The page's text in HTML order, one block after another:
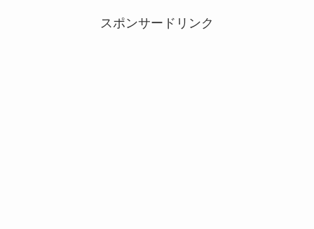
スポンサードリンク